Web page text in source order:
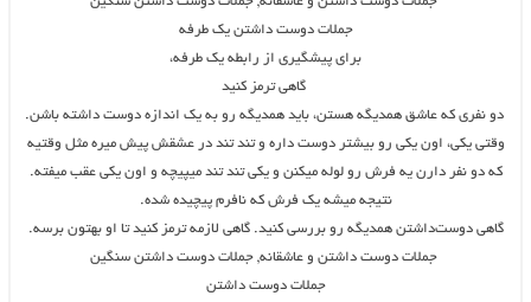
جملات دوست داشتن یک طرفه
برای پیشگیری از رابطه یک طرفه،
گاهی ترمز کنید
دو نفری که عاشق همدیگه هستن، باید همدیگه رو به یک اندازه دوست داشته باشن.
وقتی یکی، اون یکی رو بیشتر دوست داره و تند تند در عشقش پیش میره مثل وقتیه
که دو نفر دارن یه فرش رو لوله میکنن و یکی تند تند میپیچه و اون یکی عقب میفته.
نتیجه میشه‌ یک فرش که نافرم پیچیده شده.
گاهی دوست‌داشتن همدیگه رو بررسی کنید. گاهی لازمه ترمز کنید تا او بهتون برسه.
جملات دوست داشتن و عاشقانه, جملات دوست داشتن سنگین
جملات دوست داشتن